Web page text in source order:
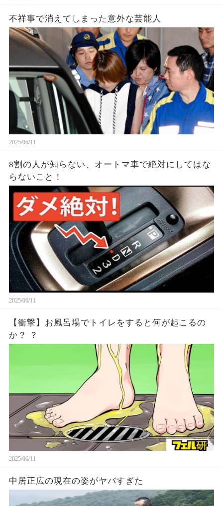
不祥事で消えてしまった意外な芸能人
2025/06/11
8割の人が知らない、オートマ車で絶対にしてはな
らないこと！
2025/06/11
【衝撃】お風呂場でトイレをすると何が起こるの
か？ ？
2025/06/11
中居正広の現在の姿がヤバすぎた